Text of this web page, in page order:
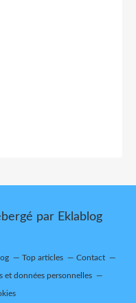
par Eklablog
Top articles Contact
et données personnelles